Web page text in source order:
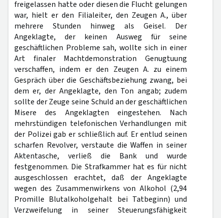
freigelassen hatte oder diesen die Flucht gelungen
war, hielt er den Filialeiter, den Zeugen A., über
mehrere Stunden hinweg als Geisel. Der
Angeklagte, der keinen Ausweg für seine
geschäftlichen Probleme sah, wollte sich in einer
Art finaler Machtdemonstration Genugtuung
verschaffen, indem er den Zeugen A. zu einem
Gespräch über die Geschäftsbeziehung zwang, bei
dem er, der Angeklagte, den Ton angab; zudem
sollte der Zeuge seine Schuld an der geschäftlichen
Misere des Angeklagten eingestehen. Nach
mehrstündigen telefonischen Verhandlungen mit
der Polizei gab er schließlich auf. Er entlud seinen
scharfen Revolver, verstaute die Waffen in seiner
Aktentasche, verließ die Bank und wurde
festgenommen. Die Strafkammer hat es für nicht
ausgeschlossen erachtet, daß der Angeklagte
wegen des Zusammenwirkens von Alkohol (2,94
Promille Blutalkoholgehalt bei Tatbeginn) und
Verzweifelung in seiner Steuerungsfähigkeit